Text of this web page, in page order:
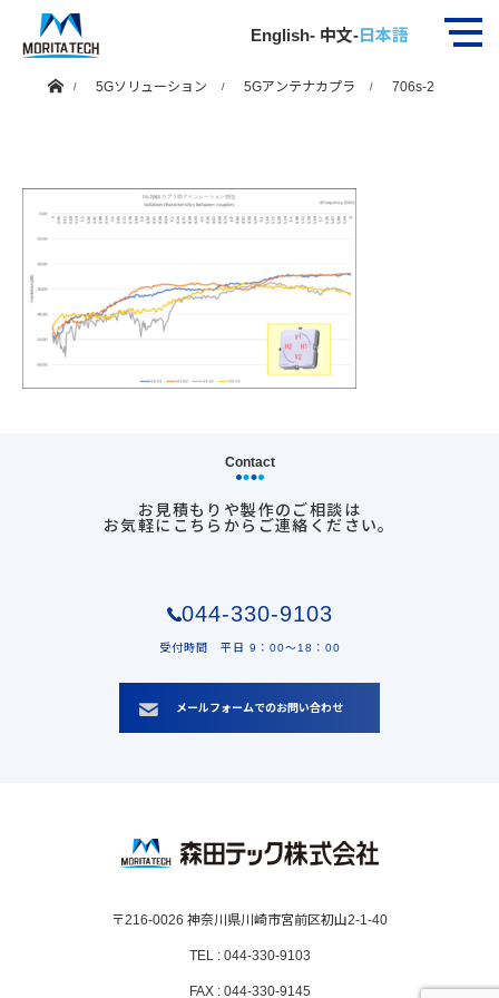
English- 中文-日本語
706s-2
ホーム5Gソリューション 5Gアンテナカプラ 706s-2
Contact
お見積もりや製作のご相談は
お気軽にこちらからご連絡ください。
044-330-9103
受付時間 平日 9：00〜18：00
メールフォームでのお問い合わせ
〒216-0026 神奈川県川崎市宮前区初山2-1-40
TEL : 044-330-9103
FAX : 044-330-9145